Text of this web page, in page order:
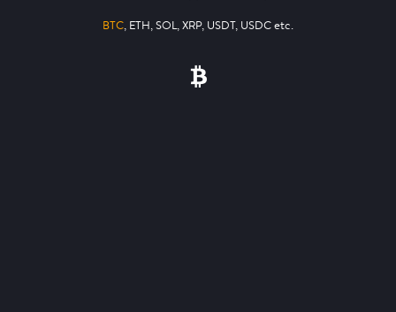
BTC, ETH, SOL, XRP, USDT, USDC etc.